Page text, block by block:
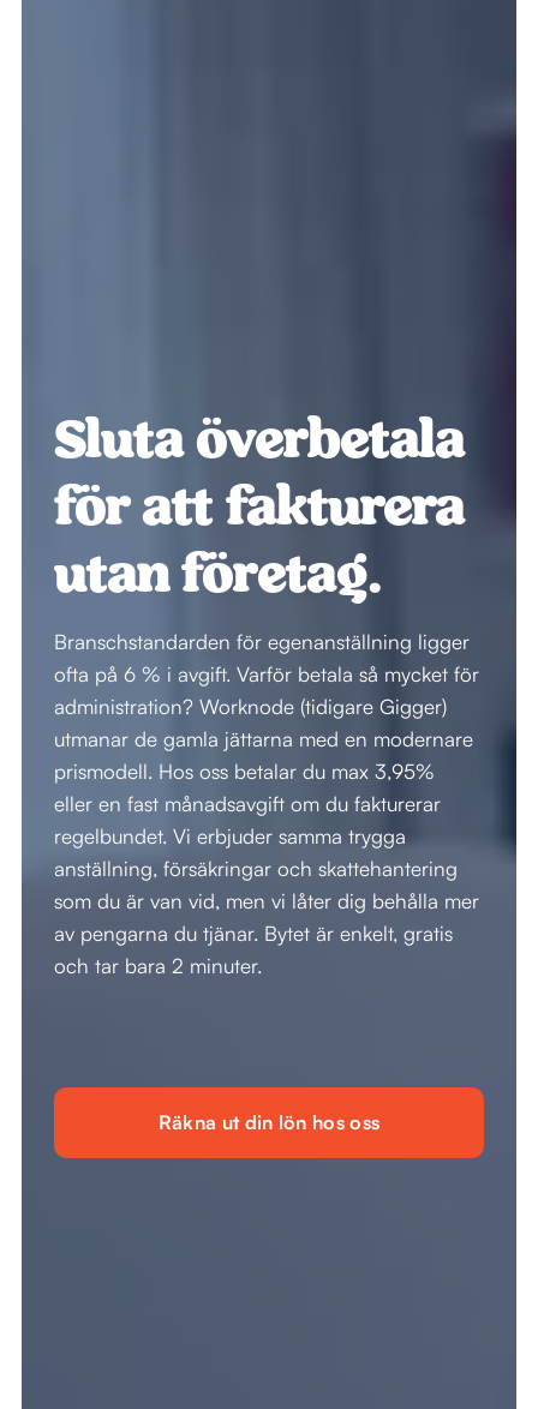
Sluta överbetala
för att fakturera
utan företag.
Branschstandarden för egenanställning ligger
ofta på 6 % i avgift. Varför betala så mycket för
administration? Worknode (tidigare Gigger)
utmanar de gamla jättarna med en modernare
prismodell. Hos oss betalar du max 3,95%
eller en fast månadsavgift om du fakturerar
regelbundet. Vi erbjuder samma trygga
anställning, försäkringar och skattehantering
som du är van vid, men vi låter dig behålla mer
av pengarna du tjänar. Bytet är enkelt, gratis
och tar bara 2 minuter.
Räkna ut din lön hos oss